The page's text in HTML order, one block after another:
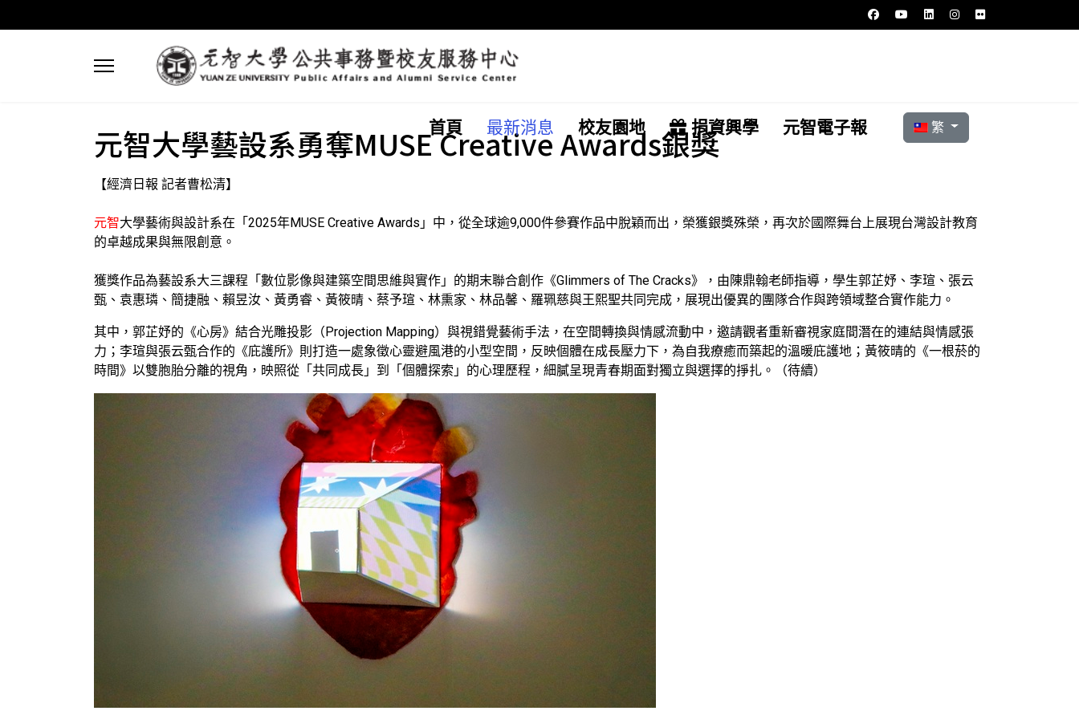
首頁 最新消息 校友園地 捐資興學 元智電子報 選擇你的語言
繁
元智大學藝設系勇奪MUSE Creative Awards銀獎
【經濟日報 記者曹松清】
元智大學藝術與設計系在「2025年MUSE Creative Awards」中，從全球逾9,000件參賽作品中脫穎而出，榮獲銀獎殊榮，再次於國際舞台上展現台灣設計教育
的卓越成果與無限創意。
獲獎作品為藝設系大三課程「數位影像與建築空間思維與實作」的期末聯合創作《Glimmers of The Cracks》，由陳鼎翰老師指導，學生郭芷妤、李瑄、張云
甄、袁惠璘、簡捷融、賴昱汝、黃勇睿、黃筱晴、蔡予瑄、林熏家、林品馨、羅珮慈與王熙聖共同完成，展現出優異的團隊合作與跨領域整合實作能力。
其中，郭芷妤的《心房》結合光雕投影（Projection Mapping）與視錯覺藝術手法，在空間轉換與情感流動中，邀請觀者重新審視家庭間潛在的連結與情感張
力；李瑄與張云甄合作的《庇護所》則打造一處象徵心靈避風港的小型空間，反映個體在成長壓力下，為自我療癒而築起的溫暖庇護地；黃筱晴的《一根菸的
時間》以雙胞胎分離的視角，映照從「共同成長」到「個體探索」的心理歷程，細膩呈現青春期面對獨立與選擇的掙扎。（待續）